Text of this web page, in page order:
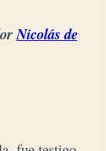
Nicolás de